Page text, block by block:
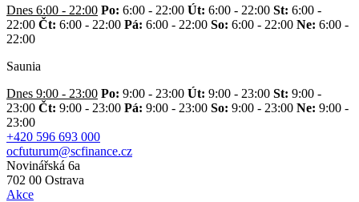
Dnes 6:00 - 22:00 Po: 6:00 - 22:00 Út: 6:00 - 22:00 St: 6:00 -
22:00 Čt: 6:00 - 22:00 Pá: 6:00 - 22:00 So: 6:00 - 22:00 Ne: 6:00 -
22:00
Saunia
Dnes 9:00 - 23:00 Po: 9:00 - 23:00 Út: 9:00 - 23:00 St: 9:00 -
23:00 Čt: 9:00 - 23:00 Pá: 9:00 - 23:00 So: 9:00 - 23:00 Ne: 9:00 -
23:00
+420 596 693 000
ocfuturum@scfinance.cz
Novinářská 6a
702 00 Ostrava
Akce